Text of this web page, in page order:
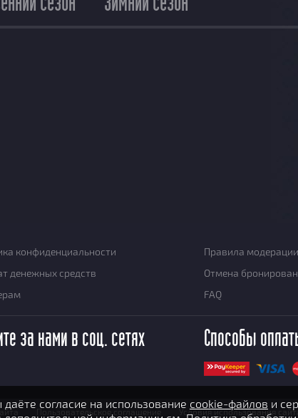
конфиденциальности
Правила
денежных средств
Отмена
FAQ
за нами в соц. сетях Способы
Пользовательское соглашение Условия использования сайта
согласие на использование cookie-файлов и